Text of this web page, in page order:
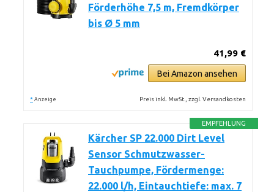
Förderhöhe 7,5 m, Fremdkörper
bis Ø 5 mm
41,99 €
Bei Amazon ansehen
* Anzeige Preis inkl. MwSt., zzgl. Versandkosten
EMPFEHLUNG
Kärcher SP 22.000 Dirt Level
Sensor Schmutzwasser-
Tauchpumpe, Fördermenge:
22.000 l/h, Eintauchtiefe: max. 7